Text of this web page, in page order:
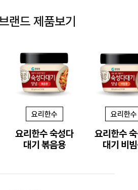
랜드 제품보기
요리한수
요리한수 숙성다
대기 볶음용
요리한수
요리한수
대기 비